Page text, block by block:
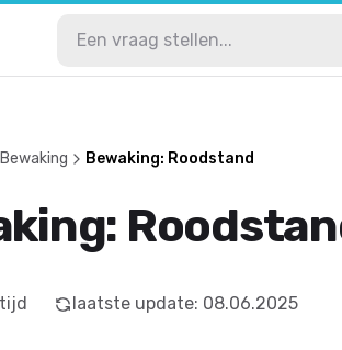
Bewaking Bewaking: Roodstand
laatste update: 08.06.2025